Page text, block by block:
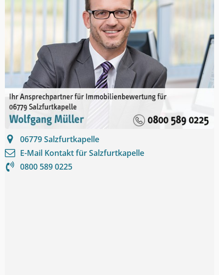
06779Salzfurtkapelle
E-Mail Kontakt fürSalzfurtkapelle
0800 589 0225